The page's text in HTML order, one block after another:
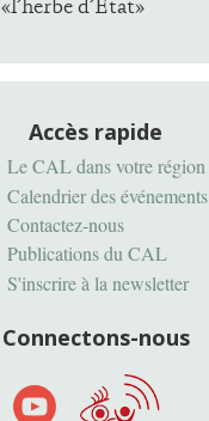
d’État»
Accès rapide
Le CAL dans votre région
Calendrier des événements
Contactez-nous
Publications du CAL
S'inscrire à la newsletter
Connectons-nous